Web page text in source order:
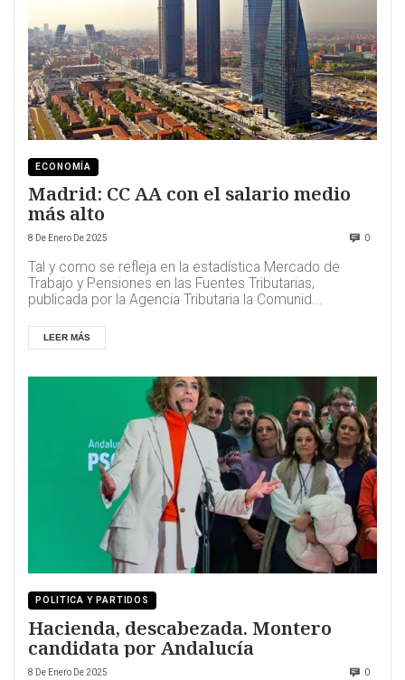
ECONOMÍA
Madrid: CC AA con el salario medio
más alto
8 De Enero De 2025 0
Tal y como se refleja en la estadística Mercado de
Trabajo y Pensiones en las Fuentes Tributarias,
publicada por la Agencia Tributaria la Comunid...
LEER MÁS
POLITICA Y PARTIDOS
Hacienda, descabezada. Montero
candidata por Andalucía
8 De Enero De 2025 0